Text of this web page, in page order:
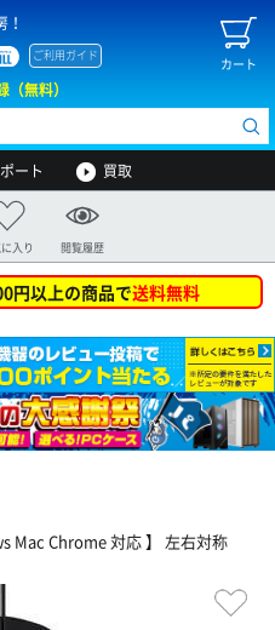
カート
ご利用ガイド
無料）
ート 買取
入り 閲覧履歴
円以上の商品で送料無料
Mac Chrome 対応 】 左右対称